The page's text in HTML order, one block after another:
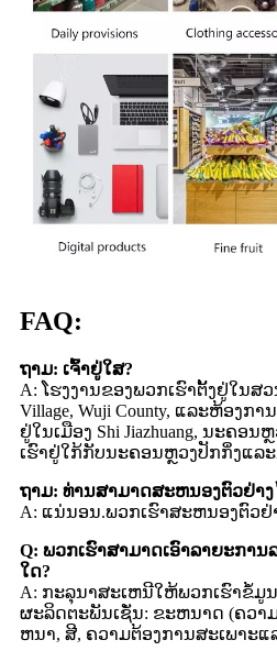
FAQ:
ຖາມ: ເຈົ້າຢູ່ໃສ?
A: ໂຮງງານຂອງພວກເຮົາຕັ້ງຢູ່ໃນສ
Village, Wuji County, ແລະຫ້ອງກ
ຢູ່ໃນເມືອງ Shi Jiazhuang, ນະຄອນ
ເຮົາ​ຢູ່​ໃກ້​ກັບ​ນະ​ຄອນ​ຫຼວງ​ປັກ​ກິ່ງ​ແລະ​
ຖາມ: ທ່ານສາມາດສະຫນອງຕົວຢ່າງ
A: ແນ່ນອນ.ພວກເຮົາສະຫນອງຕົວຢ່
Q: ພວກເຮົາສາມາດເອົາລາຍະກາ
ໃດ?
A: ກະລຸນາສະເຫນີໃຫ້ພວກເຮົາຂໍ້ມູ
ຜະລິດຕະພັນເຊັ່ນ: ຂະຫນາດ (ຄວາ
ຫນາ, ສີ, ຄວາມຕ້ອງການສະເພາະ